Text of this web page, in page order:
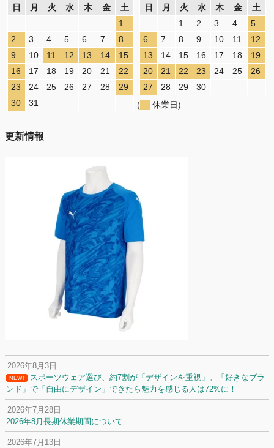
日 月 火 水 木 金
土
1
2
3 4 5 6 7
8
9
10 11 12 13 14
15
16
17 18 19 20 21
22
23
24 25 26 27 28
29
30
31
日 月 火 水 木 金
土
1
2 3 4
5
6
7 8 9 10 11
12
13
14 15 16 17 18
19
20
21 22 23 24 25
26
27
28 29
30
(
休業日)
更新情報
2026年8月3日
NEW!
スポーツウェア選び、約7割が「デザインを重視」。「好きなブラ
ンド」で「自由にデザイン」できたら魅力を感じる人は72%に！
2026年7月28日
2026年8月長期休業期間について
2026年7月13日